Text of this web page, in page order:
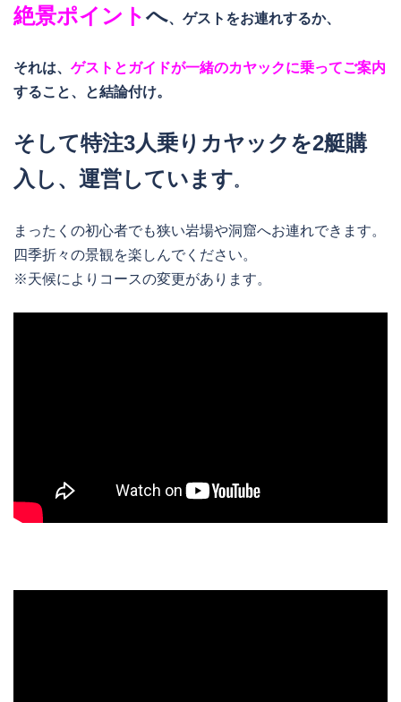
絶景ポイントへ、ゲストをお連れするか、
それは、 ゲストとガイドが一緒のカヤックに乗ってご案内
すること、と結論付け。
そして特注3人乗りカヤックを2艇購
入し、運営しています。
まったくの初心者でも狭い岩場や洞窟へお連れできます。
四季折々の景観を楽しんでください。
※天候によりコースの変更があります。